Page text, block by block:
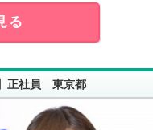
る
正社員 東京都